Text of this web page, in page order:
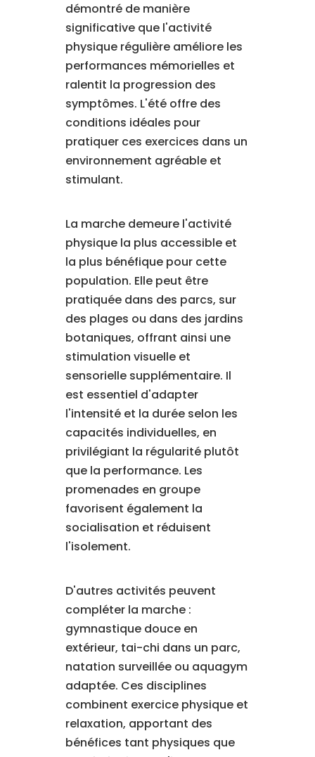
démontré de manière
significative que l'activité
physique régulière améliore les
performances mémorielles et
ralentit la progression des
symptômes. L'été offre des
conditions idéales pour
pratiquer ces exercices dans un
environnement agréable et
stimulant.
La marche demeure l'activité
physique la plus accessible et
la plus bénéfique pour cette
population. Elle peut être
pratiquée dans des parcs, sur
des plages ou dans des jardins
botaniques, offrant ainsi une
stimulation visuelle et
sensorielle supplémentaire. Il
est essentiel d'adapter
l'intensité et la durée selon les
capacités individuelles, en
privilégiant la régularité plutôt
que la performance. Les
promenades en groupe
favorisent également la
socialisation et réduisent
l'isolement.
D'autres activités peuvent
compléter la marche :
gymnastique douce en
extérieur, tai-chi dans un parc,
natation surveillée ou aquagym
adaptée. Ces disciplines
combinent exercice physique et
relaxation, apportant des
bénéfices tant physiques que